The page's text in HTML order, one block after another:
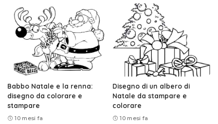
Babbo Natale e la renna:
disegno da colorare e
stampare
10 mesi fa
Disegno di un albero di
Natale da stampare e
colorare
10 mesi fa